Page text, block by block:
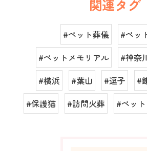
関連タグ
#ペット葬儀
#ペッ
#ペットメモリアル
#神奈
#横浜
#葉山 #逗子 #
#保護猫
#訪問火葬 #ペッ